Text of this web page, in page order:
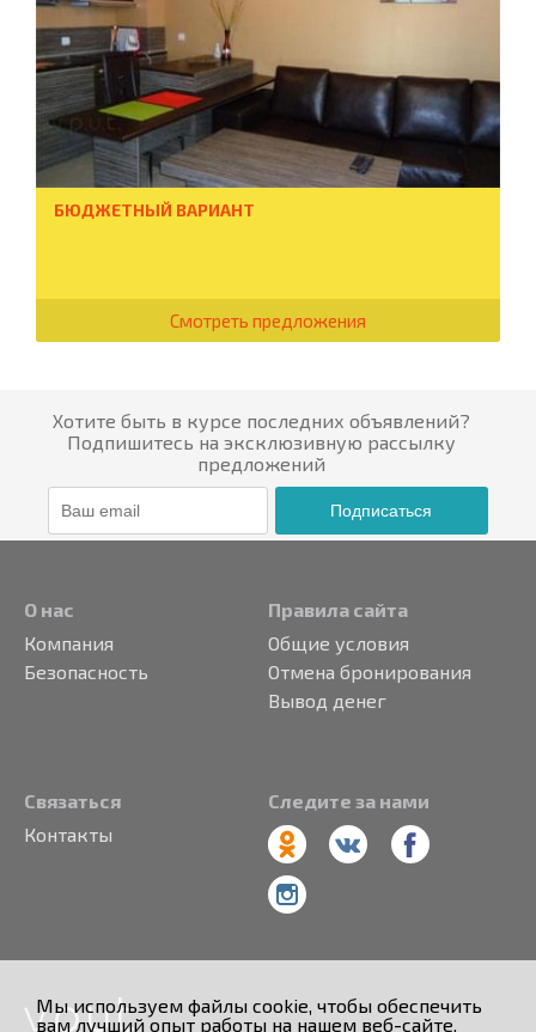
БЮДЖЕТНЫЙ ВАРИАНТ
Смотреть предложения
Мы используем файлы cookie, чтобы обеспечить
вам лучший опыт работы на нашем веб-сайте.
Хотите быть в курсе последних объявлений?
Подпишитесь на эксклюзивную рассылку
предложений
Подписаться
О нас
Компания
Безопасность
Правила сайта
Общие условия
Отмена бронирования
Вывод денег
Связаться
Контакты
Следите за нами